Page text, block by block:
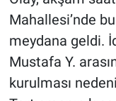
Mahallesi’nde
meydana geldi.
Mustafa Y.
kurulması
Gündem Özel
Günün